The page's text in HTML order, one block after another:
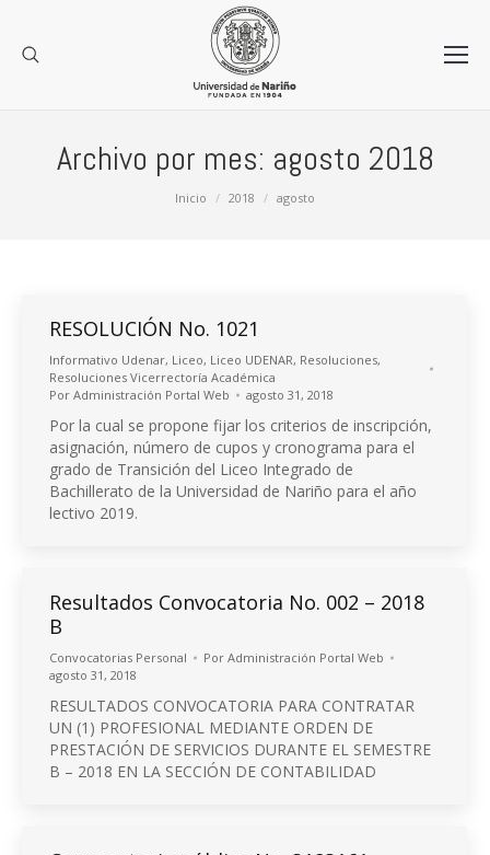
Archivo por mes: agosto 2018
Inicio 2018 agosto
RESOLUCIÓN No. 1021
Informativo Udenar, Liceo, Liceo UDENAR, Resoluciones,
Resoluciones Vicerrectoría Académica
Por Administración Portal Web agosto 31, 2018
Por la cual se propone fijar los criterios de inscripción,
asignación, número de cupos y cronograma para el
grado de Transición del Liceo Integrado de
Bachillerato de la Universidad de Nariño para el año
lectivo 2019.
Resultados Convocatoria No. 002 – 2018
B
Convocatorias Personal Por Administración Portal Web
agosto 31, 2018
RESULTADOS CONVOCATORIA PARA CONTRATAR
UN (1) PROFESIONAL MEDIANTE ORDEN DE
PRESTACIÓN DE SERVICIOS DURANTE EL SEMESTRE
B – 2018 EN LA SECCIÓN DE CONTABILIDAD